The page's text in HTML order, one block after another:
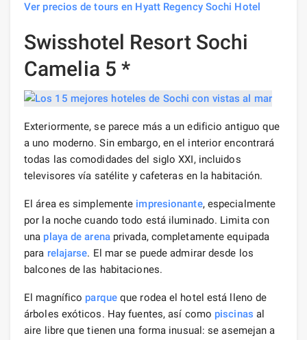
Ver precios de tours en Hyatt Regency Sochi Hotel
Swisshotel Resort Sochi
Camelia 5 *
Exteriormente, se parece más a un edificio antiguo que
a uno moderno. Sin embargo, en el interior encontrará
todas las comodidades del siglo XXI, incluidos
televisores vía satélite y cafeteras en la habitación.
El área es simplemente impresionante, especialmente
por la noche cuando todo está iluminado. Limita con
una playa de arenaprivada, completamente equipada
para relajarse. El mar se puede admirar desde los
balcones de las habitaciones.
El magnífico parqueque rodea el hotel está lleno de
árboles exóticos. Hay fuentes, así como piscinas al
aire libre que tienen una forma inusual: se asemejan a